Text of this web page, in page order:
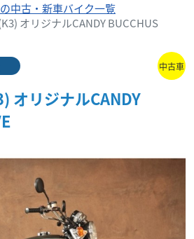
中古・新車バイク一覧
オリジナルCANDY BUCCHUS
中古車
オリジナルCANDY